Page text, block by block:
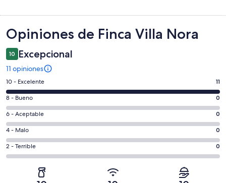
Opiniones
Opiniones de Finca Villa Nora
10 Excepcional
11 opiniones
Puntuación
de
10,
es
decir,
Excelente.
Basada
en
10 - Excelente 11
Puntuación
de
8,
es
decir,
Bueno.
8 - Bueno 0
Puntuación
de
6,
es
decir,
Aceptable.
6 - Aceptable 0
Puntuación
de
4,
4 - Malo 0
Puntuación
de
2 - Terrible 0